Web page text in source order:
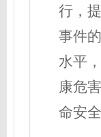
行，
事件
水平
康危
命安